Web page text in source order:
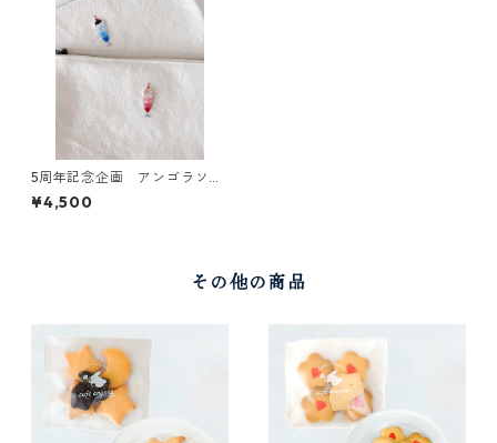
5周年記念企画 アンゴラソー
ダポーチ
¥4,500
その他の商品